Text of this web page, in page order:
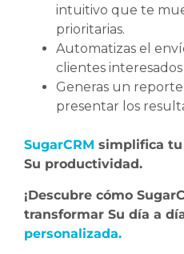
intuitivo que te
prioritarias.
Automatizas el
clientes
Generas un
presentar los
SugarCRM simplifica tu
Su productividad.
¡Descubre cómo
transformar Su día a
personalizada.